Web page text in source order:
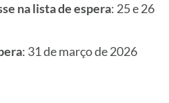
na lista de espera: 25 e 26
: 31 de março de 2026